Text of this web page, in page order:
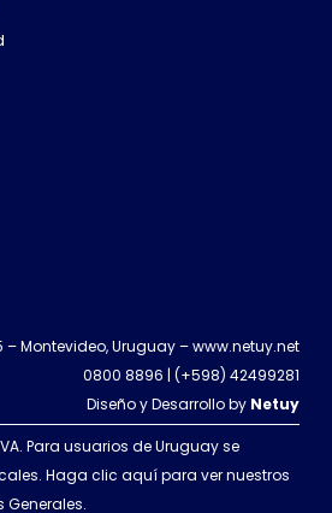
– Montevideo, Uruguay –www.netuy.net
0800 8896 |(+598) 42499281
Diseño y Desarrollo by Netuy
Para usuarios de Uruguay se
Haga clic aquí para ver nuestros
Generales.